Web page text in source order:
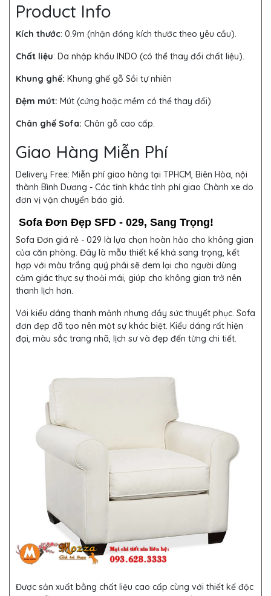
Product Info
Kích thước: 0.9m (nhận đóng kích thước theo yêu cầu).
Chất liệu: Da nhập khẩu INDO (có thể thay đổi chất liệu).
Khung ghế: Khung ghế gỗ Sồi tự nhiên
Đệm mút: Mút (cứng hoặc mềm có thể thay đổi)
Chân ghế Sofa: Chân gỗ cao cấp.
Giao Hàng Miễn Phí
Delivery Free: Miễn phí giao hàng tại TPHCM, Biên Hòa, nội
thành Bình Dương - Các tỉnh khác tính phí giao Chành xe do
đơn vị vận chuyển báo giá.
Sofa Đơn Đẹp SFD - 029, Sang Trọng!
Sofa Đơn giá rẻ - 029 là lựa chọn hoàn hảo cho không gian
của căn phòng. Đây là mẫu thiết kế khá sang trọng, kết
hợp với màu trắng quý phái sẽ đem lại cho người dùng
cảm giác thực sự thoải mái, giúp cho không gian trở nên
thanh lịch hơn.
Với kiểu dáng thanh mảnh nhưng đầy sức thuyết phục. Sofa
đơn đẹp đã tạo nên một sự khác biệt. Kiểu dáng rất hiện
đại, màu sắc trang nhã, lịch sư và đẹp đến từng chi tiết.
Được sản xuất bằng chất liệu cao cấp cùng với thiết kế độc